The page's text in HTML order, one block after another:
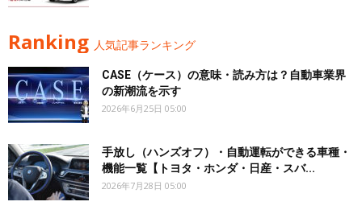
Ranking 人気記事ランキング
CASE（ケース）の意味・読み方は？自動車業界
の新潮流を示す
2026年6月25日 05:00
手放し（ハンズオフ）・自動運転ができる車種・
機能一覧【トヨタ・ホンダ・日産・スバ...
2026年7月28日 05:00